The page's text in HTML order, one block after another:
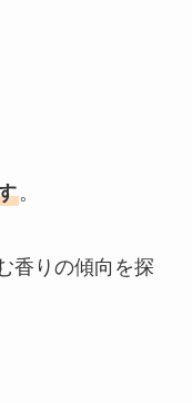
。
香りの傾向を探